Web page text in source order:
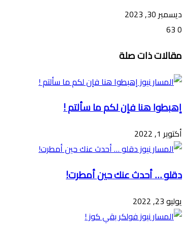
ديسمبر 30, 2023
0
عبر
البريد
مقالات ذات صلة
إهبطوا هنا فإن لكم ما سألتم !
أكتوبر 1, 2022
دقلو … أحدث عنك حين أمطرت!
يوليو 23, 2022